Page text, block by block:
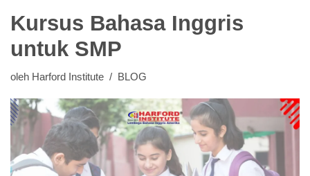
Kursus Bahasa Inggris
untuk SMP
oleh Harford Institute BLOG